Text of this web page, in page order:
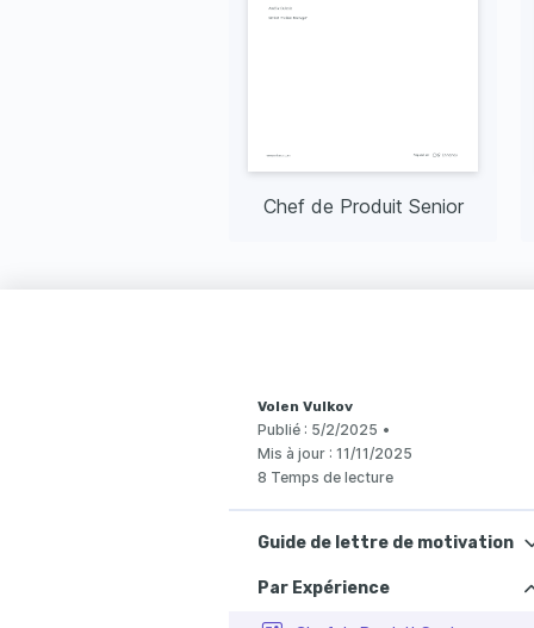
Chef de Produit Senior
Volen Vulkov
Publié : 5/2/2025 •
Mis à jour : 11/11/2025
8 Temps de lecture
Guide de lettre de motivation
Par Expérience